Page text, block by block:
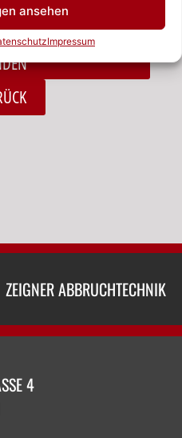
ansehen
Impressum
zur Kenntnis
ZEIGNER ABBRUCHTECHNIK
4